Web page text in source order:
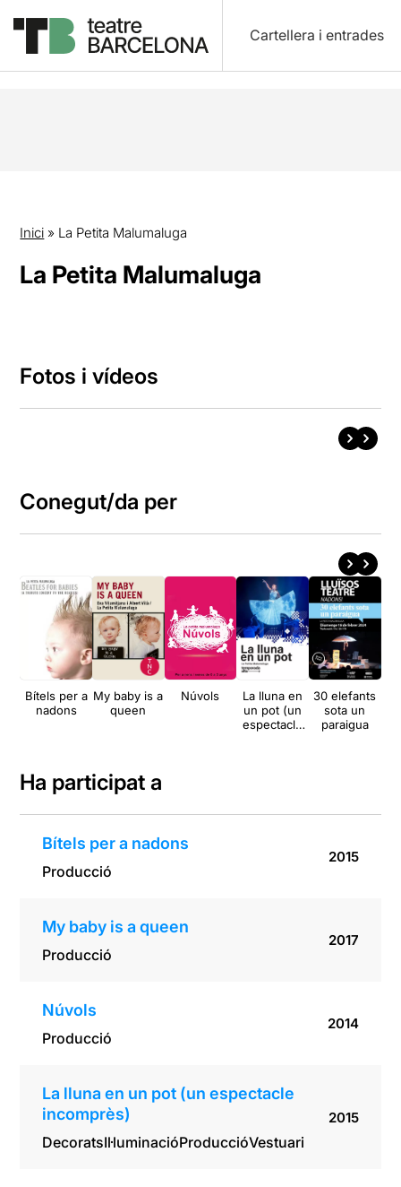
Cartellera i entrades
Inici » La Petita Malumaluga
La Petita Malumaluga
Fotos i vídeos
Conegut/da per
Bítels per a
nadons
My baby is a
queen
Núvols
La lluna en
un pot (un
espectacle
30 elefants
sota un
paraigua
Ha participat a
Bítels per a nadons
Producció
2015
My baby is a queen
Producció
2017
Núvols
Producció
2014
La lluna en un pot (un espectacle
incomprès)
DecoratsIl·luminacióProduccióVestuari
2015